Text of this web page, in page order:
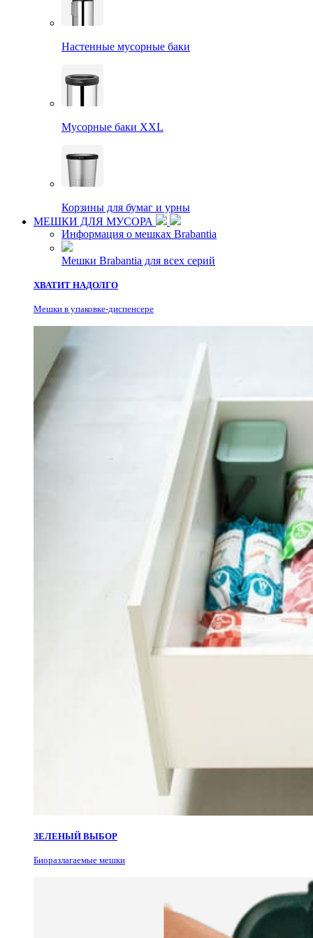
Настенные мусорные баки
Мусорные баки XXL
Корзины для бумаг и урны
МЕШКИ ДЛЯ МУСОРА
Информация о мешках Brabantia
Мешки Brabantia для всех серий
ХВАТИТ НАДОЛГО
Мешки в упаковке-диспенсере
ЗЕЛЕНЫЙ ВЫБОР
Биоразлагаемые мешки